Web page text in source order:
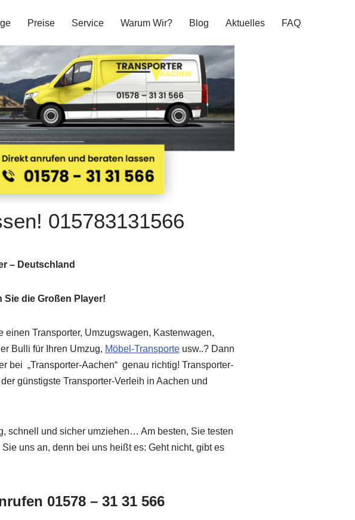
Preise Service Warum Wir? Blog Aktuelles FAQ
015783131566
– Deutschland
Sie die Großen Player!
einen Transporter, Umzugswagen, Kastenwagen,
Bulli für Ihren Umzug, Möbel-Transporte usw..? Dann
bei „Transporter-Aachen“ genau richtig! Transporter-
günstigste Transporter-Verleih in Aachen und
schnell und sicher umziehen… Am besten, Sie testen
Sie uns an, denn bei uns heißt es: Geht nicht, gibt es
01578 – 31 31 566